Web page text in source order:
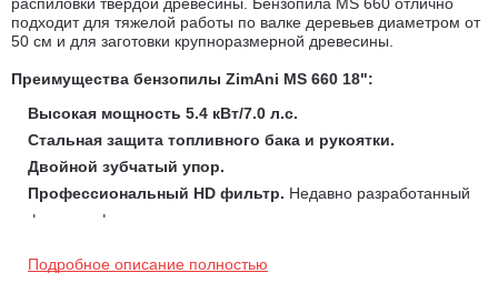
подходит для тяжелой работы по валке деревьев диаметром от
50 см и для заготовки крупноразмерной древесины.
Преимущества бензопилы ZimAni MS 660 18":
Высокая мощность 5.4 кВт/7.0 л.с.
Стальная защита топливного бака и рукоятки.
Двойной зубчатый упор.
Профессиональный HD фильтр. Недавно разработанный
фильтр с фильтрующим элементом из полиэтилена имеет на
материалов и полиамида, что позволяет ему эффективно
Подробное описание полностью